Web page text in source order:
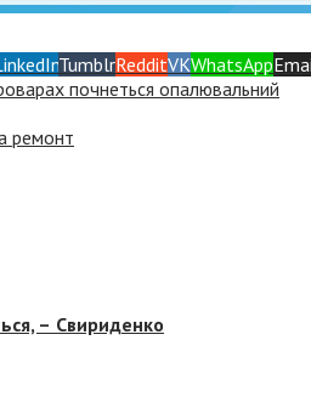
TumblrRedditVKWhatsApp
почнеться опалювальний
ремонт
– Свириденко